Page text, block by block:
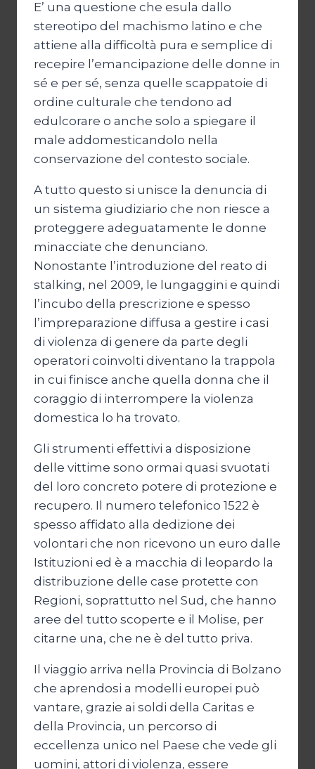
E’ una questione che esula dallo
stereotipo del machismo latino e che
attiene alla difficoltà pura e semplice di
recepire l’emancipazione delle donne in
sé e per sé, senza quelle scappatoie di
ordine culturale che tendono ad
edulcorare o anche solo a spiegare il
male addomesticandolo nella
conservazione del contesto sociale.
A tutto questo si unisce la denuncia di
un sistema giudiziario che non riesce a
proteggere adeguatamente le donne
minacciate che denunciano.
Nonostante l’introduzione del reato di
stalking, nel 2009, le lungaggini e quindi
l’incubo della prescrizione e spesso
l’impreparazione diffusa a gestire i casi
di violenza di genere da parte degli
operatori coinvolti diventano la trappola
in cui finisce anche quella donna che il
coraggio di interrompere la violenza
domestica lo ha trovato.
Gli strumenti effettivi a disposizione
delle vittime sono ormai quasi svuotati
del loro concreto potere di protezione e
recupero. Il numero telefonico 1522 è
spesso affidato alla dedizione dei
volontari che non ricevono un euro dalle
Istituzioni ed è a macchia di leopardo la
distribuzione delle case protette con
Regioni, soprattutto nel Sud, che hanno
aree del tutto scoperte e il Molise, per
citarne una, che ne è del tutto priva.
Il viaggio arriva nella Provincia di Bolzano
che aprendosi a modelli europei può
vantare, grazie ai soldi della Caritas e
della Provincia, un percorso di
eccellenza unico nel Paese che vede gli
uomini, attori di violenza, essere